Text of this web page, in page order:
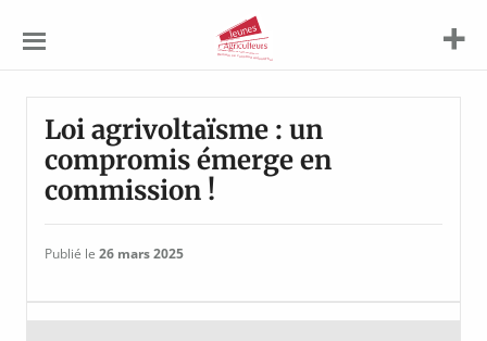
Agriculteurs
Loi agrivoltaïsme : un
compromis émerge en
commission !
Publié le 26 mars 2025